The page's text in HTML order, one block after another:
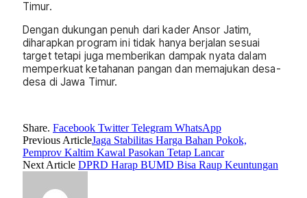
Timur.
Dengan dukungan penuh dari kader Ansor Jatim,
diharapkan program ini tidak hanya berjalan sesuai
target tetapi juga memberikan dampak nyata dalam
memperkuat ketahanan pangan dan memajukan desa-
desa di Jawa Timur.
Share. Facebook Twitter Telegram WhatsApp
Previous ArticleJaga Stabilitas Harga Bahan Pokok,
Pemprov Kaltim Kawal Pasokan Tetap Lancar
Next Article DPRD Harap BUMD Bisa Raup Keuntungan